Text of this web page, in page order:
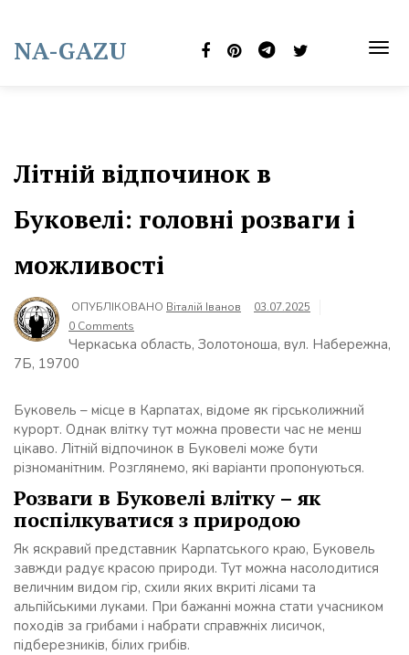
content
NA-GAZU
Літній відпочинок в
Буковелі: головні розваги і
можливості
ОПУБЛІКОВАНО Віталій Іванов
03.07.2025
0 Comments
Черкаська область, Золотоноша, вул. Набережна,
7Б, 19700
Буковель – місце в Карпатах, відоме як гірськолижний
курорт. Однак влітку тут можна провести час не менш
цікаво. Літній відпочинок в Буковелі може бути
різноманітним. Розглянемо, які варіанти пропонуються.
Розваги в Буковелі влітку – як
поспілкуватися з природою
Як яскравий представник Карпатського краю, Буковель
завжди радує красою природи. Тут можна насолодитися
величним видом гір, схили яких вкриті лісами та
альпійськими луками. При бажанні можна стати учасником
походів за грибами і набрати справжніх лисичок,
підберезників, білих грибів.